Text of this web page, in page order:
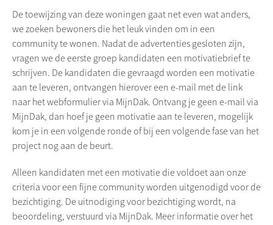
De toewijzing van deze woningen gaat net even wat anders,
we zoeken bewoners die het leuk vinden om in een
community te wonen. Nadat de advertenties gesloten zijn,
vragen we de eerste groep kandidaten een motivatiebrief te
schrijven. De kandidaten die gevraagd worden een motivatie
aan te leveren, ontvangen hierover een e-mail met de link
naar het webformulier via MijnDak. Ontvang je geen e-mail via
MijnDak, dan hoef je geen motivatie aan te leveren, mogelijk
kom je in een volgende ronde of bij een volgende fase van het
project nog aan de beurt.
Alleen kandidaten met een motivatie die voldoet aan onze
criteria voor een fijne community worden uitgenodigd voor de
bezichtiging. De uitnodiging voor bezichtiging wordt, na
beoordeling, verstuurd via MijnDak. Meer informatie over het